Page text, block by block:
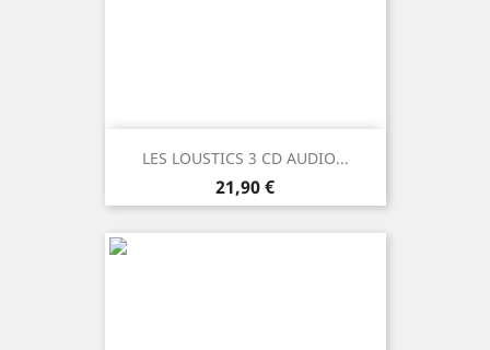
LES LOUSTICS 3 CD AUDIO...
Prezzo
21,90 €